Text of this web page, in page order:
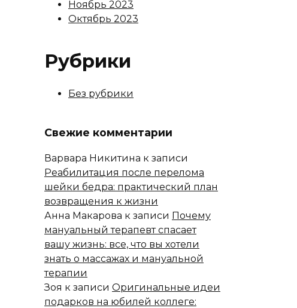
Ноябрь 2023
Октябрь 2023
Рубрики
Без рубрики
Свежие комментарии
Варвара Никитина к записи
Реабилитация после перелома
шейки бедра: практический план
возвращения к жизни
Анна Макарова к записи Почему
мануальный терапевт спасает
вашу жизнь: все, что вы хотели
знать о массажах и мануальной
терапии
Зоя к записи Оригинальные идеи
подарков на юбилей коллеге: